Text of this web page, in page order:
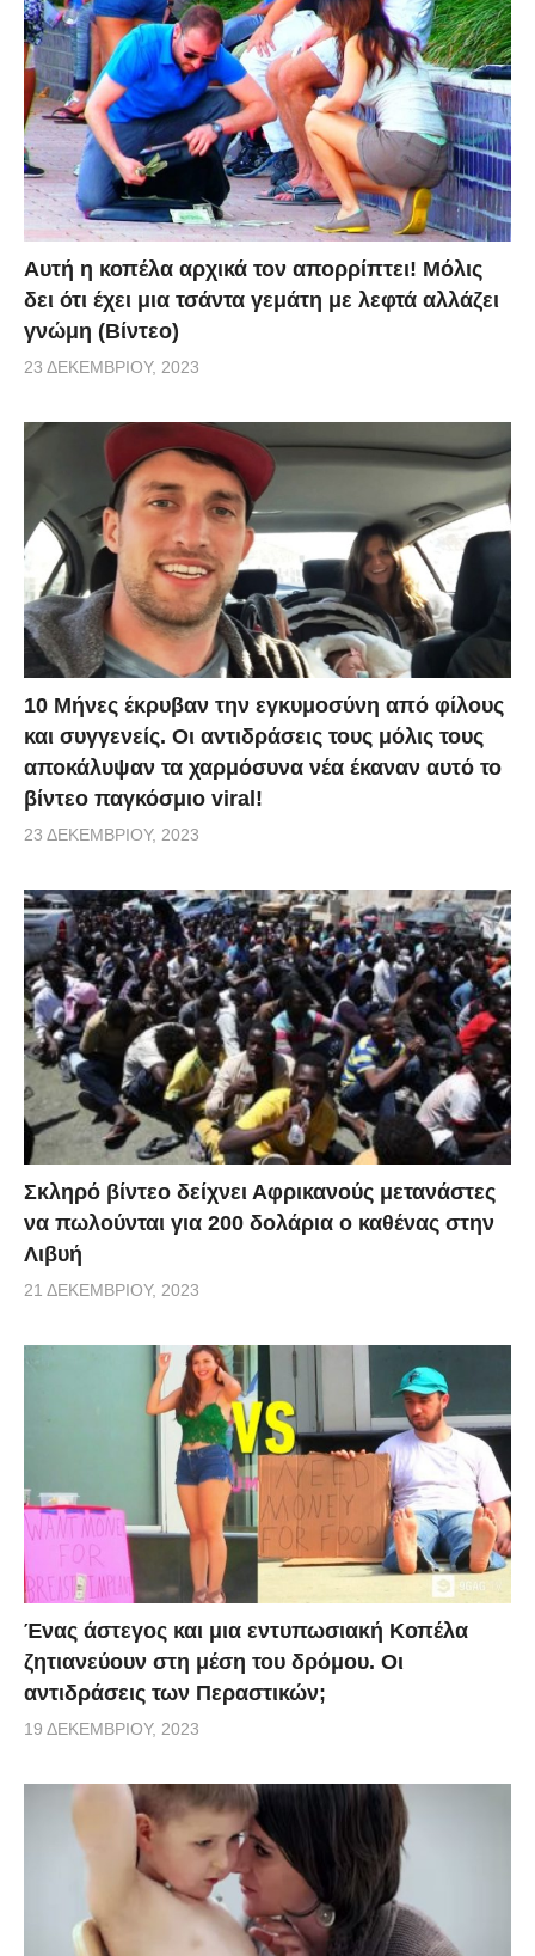
Αυτή η κοπέλα αρχικά τον απορρίπτει! Μόλις
δει ότι έχει μια τσάντα γεμάτη με λεφτά αλλάζει
γνώμη (Βίντεο)
23 ΔΕΚΕΜΒΡΊΟΥ, 2023
10 Μήνες έκρυβαν την εγκυμοσύνη από φίλους
και συγγενείς. Οι αντιδράσεις τους μόλις τους
αποκάλυψαν τα χαρμόσυνα νέα έκαναν αυτό το
βίντεο παγκόσμιο viral!
23 ΔΕΚΕΜΒΡΊΟΥ, 2023
Σκληρό βίντεο δείχνει Αφρικανούς μετανάστες
να πωλούνται για 200 δολάρια ο καθένας στην
Λιβυή
21 ΔΕΚΕΜΒΡΊΟΥ, 2023
Ένας άστεγος και μια εντυπωσιακή Κοπέλα
ζητιανεύουν στη μέση του δρόμου. Οι
αντιδράσεις των Περαστικών;
19 ΔΕΚΕΜΒΡΊΟΥ, 2023